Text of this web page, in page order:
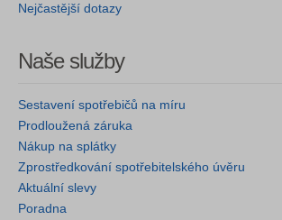
Nejčastější dotazy
Naše služby
Sestavení spotřebičů na míru
Prodloužená záruka
Nákup na splátky
Zprostředkování spotřebitelského úvěru
Aktuální slevy
Poradna